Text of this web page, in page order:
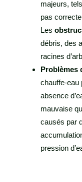
majeurs,
pas
Les
débris, des
racines
Problèmes
chauffe-eau
absence
mauvaise
causés par
pression